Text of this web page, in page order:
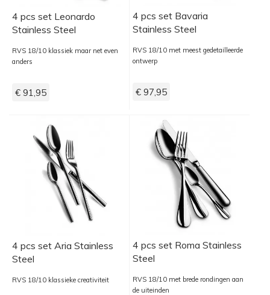
4 pcs set Leonardo
Stainless Steel
RVS 18/10 klassiek maar net even
anders
€ 91,95
4 pcs set Bavaria
Stainless Steel
RVS 18/10 met meest gedetailleerde
ontwerp
€ 97,95
4 pcs set Aria Stainless
Steel
RVS 18/10 klassieke creativiteit
4 pcs set Roma Stainless
Steel
RVS 18/10 met brede rondingen aan
de uiteinden